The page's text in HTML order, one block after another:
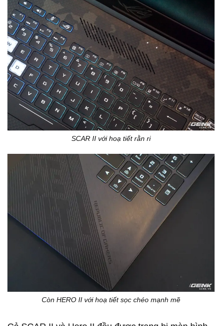
SCAR II với hoạ tiết rằn ri
Còn HERO II với hoạ tiết sọc chéo mạnh mẽ